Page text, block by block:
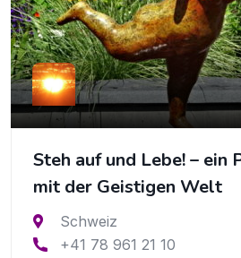
Steh auf und Lebe! – ein
mit der Geistigen Welt
Schweiz
+41 78 961 21 10